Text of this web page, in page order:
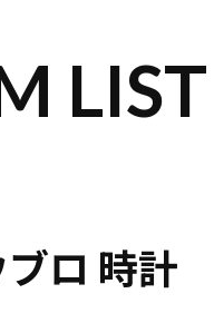
LIST
ブロ 時